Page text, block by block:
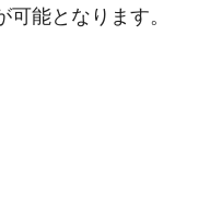
能となります。